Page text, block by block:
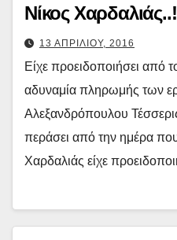
Νίκος Χαρδαλιάς..!
13 ΑΠΡΙΛΙΟΥ, 2016
Είχε προειδοποιήσει από
αδυναμία πληρωμής των
Αλεξανδρόπουλου
περάσει από την ημέρα
Χαρδαλιάς είχε